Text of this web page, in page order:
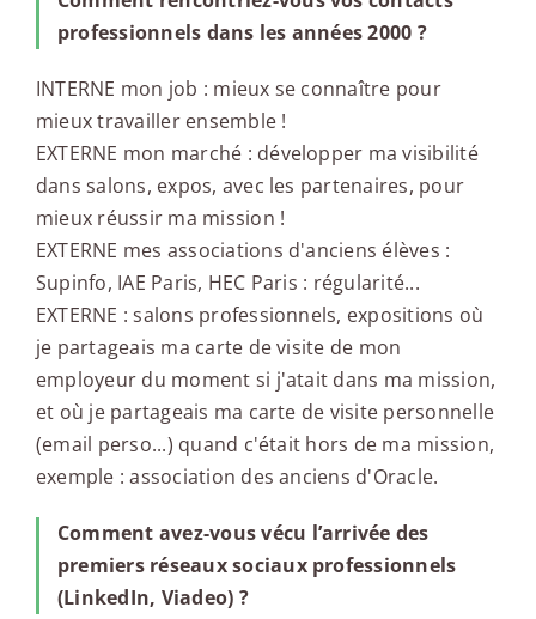
professionnels dans les années 2000 ?
INTERNE mon job : mieux se connaître pour
mieux travailler ensemble !
EXTERNE mon marché : développer ma visibilité
dans salons, expos, avec les partenaires, pour
mieux réussir ma mission !
EXTERNE mes associations d'anciens élèves :
Supinfo, IAE Paris, HEC Paris : régularité...
EXTERNE : salons professionnels, expositions où
je partageais ma carte de visite de mon
employeur du moment si j'atait dans ma mission,
et où je partageais ma carte de visite personnelle
(email perso...) quand c'était hors de ma mission,
exemple : association des anciens d'Oracle.
Comment avez-vous vécu l’arrivée des
premiers réseaux sociaux professionnels
(LinkedIn, Viadeo) ?